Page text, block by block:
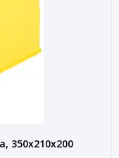
350x210x200